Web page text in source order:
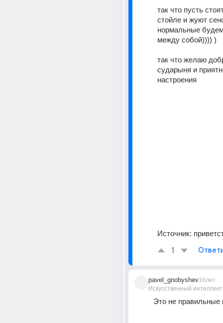
так что пусть
стойле и жуют
нормальные
между собой)))) )
так что желаю
сударыня и
настроения
Источник:
1
pavel_gnobyshev
Искусственный интеллект
16лет
Это не правильные